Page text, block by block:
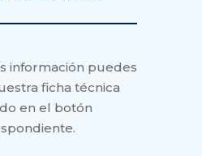
información puedes
ficha técnica
en el botón